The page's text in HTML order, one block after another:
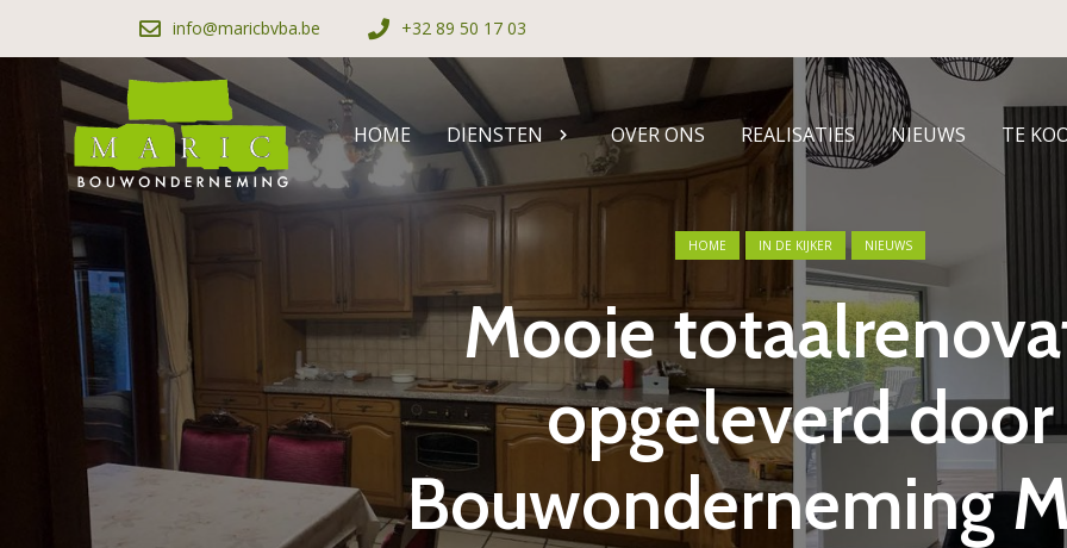
info@maricbvba.be +32 89 50 17 03
HOME DIENSTEN OVER ONS REALISATIES NIEUWS TE
HOME IN DE KIJKER NIEUWS
Mooie
opgeleverd door
Bouwonderneming